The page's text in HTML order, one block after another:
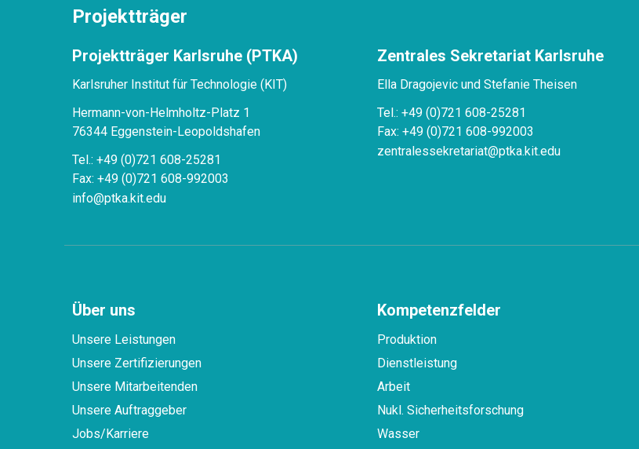
Projektträger
Projektträger Karlsruhe (PTKA)
Karlsruher Institut für Technologie (KIT)
Hermann-von-Helmholtz-Platz 1
76344 Eggenstein-Leopoldshafen
Tel.: +49 (0)721 608-25281
Fax: +49 (0)721 608-992003
info@ptka.kit.edu
Zentrales Sekretariat Karlsruhe
Ella Dragojevic und Stefanie Theisen
Tel.: +49 (0)721 608-25281
Fax: +49 (0)721 608-992003
zentralessekretariat@ptka.kit.edu
Über uns
Unsere Leistungen
Unsere Zertifizierungen
Unsere Mitarbeitenden
Unsere Auftraggeber
Jobs/Karriere
Kompetenzfelder
Produktion
Dienstleistung
Arbeit
Nukl. Sicherheitsforschung
Wasser